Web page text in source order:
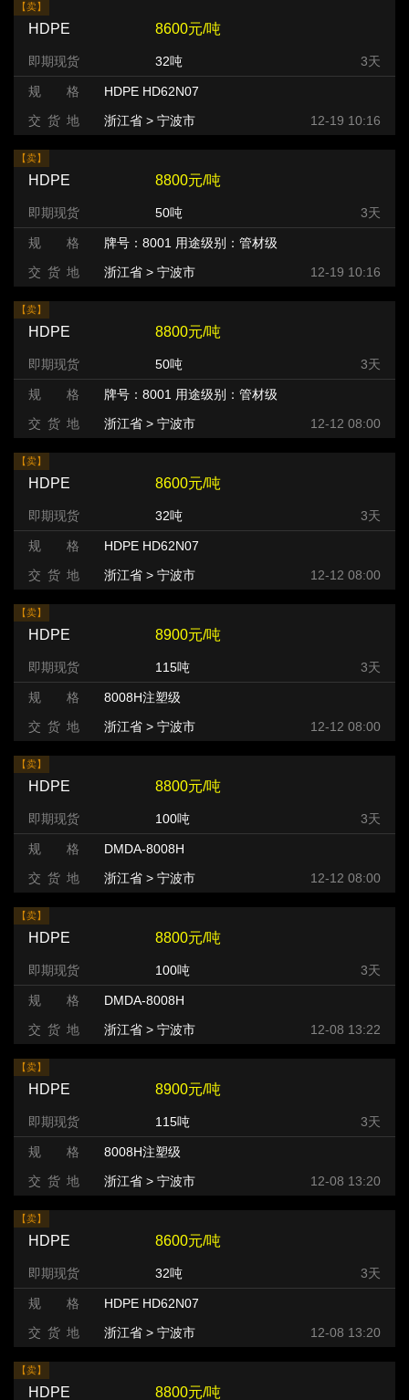
【卖】
HDPE 8600元/吨
即期现货 32吨 3天
规 格
HDPE HD62N07
交 货 地
浙江省 > 宁波市 12-19 10:16
【卖】
HDPE 8800元/吨
即期现货 50吨 3天
规 格
牌号：8001 用途级别：管材级
交 货 地
浙江省 > 宁波市 12-19 10:16
【卖】
HDPE 8800元/吨
即期现货 50吨 3天
规 格
牌号：8001 用途级别：管材级
交 货 地
浙江省 > 宁波市 12-12 08:00
【卖】
HDPE 8600元/吨
即期现货 32吨 3天
规 格
HDPE HD62N07
交 货 地
浙江省 > 宁波市 12-12 08:00
【卖】
HDPE 8900元/吨
即期现货 115吨 3天
规 格
8008H注塑级
交 货 地
浙江省 > 宁波市 12-12 08:00
【卖】
HDPE 8800元/吨
即期现货 100吨 3天
规 格
DMDA-8008H
交 货 地
浙江省 > 宁波市 12-12 08:00
【卖】
HDPE 8800元/吨
即期现货 100吨 3天
规 格
DMDA-8008H
交 货 地
浙江省 > 宁波市 12-08 13:22
【卖】
HDPE 8900元/吨
即期现货 115吨 3天
规 格
8008H注塑级
交 货 地
浙江省 > 宁波市 12-08 13:20
【卖】
HDPE 8600元/吨
即期现货 32吨 3天
规 格
HDPE HD62N07
交 货 地
浙江省 > 宁波市 12-08 13:20
【卖】
HDPE 8800元/吨